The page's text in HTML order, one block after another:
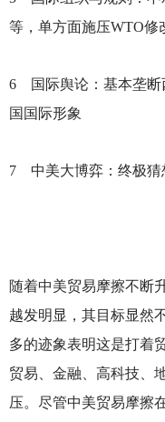
等，单方面施压WTO修
6
国际舆论：基本垄
国国际形象
7 中美大博弈：终极猜
随着中美贸易摩擦不断
越发明显，其目标显然
多的迹象表明这是打着
贸易、金融、高科技、
压。尽管中美贸易摩擦